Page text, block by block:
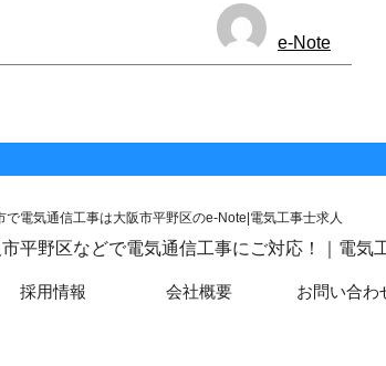
e-Note
平野区などで電気通信工事にご対応！｜電気
採用情報 会社概要 お問い合わ